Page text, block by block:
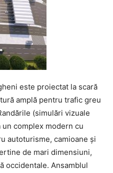
este proiectat la scară
amplă pentru trafic greu
(simulări vizuale
complex modern cu
autoturisme, camioane și
de mari dimensiuni,
occidentale. Ansamblul